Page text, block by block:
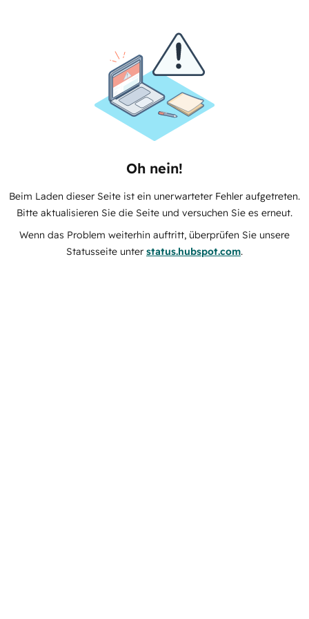
Oh nein!
Beim Laden dieser Seite ist ein unerwarteter Fehler aufgetreten.
Bitte aktualisieren Sie die Seite und versuchen Sie es erneut.
Wenn das Problem weiterhin auftritt, überprüfen Sie unsere
Statusseite unter status.hubspot.com.